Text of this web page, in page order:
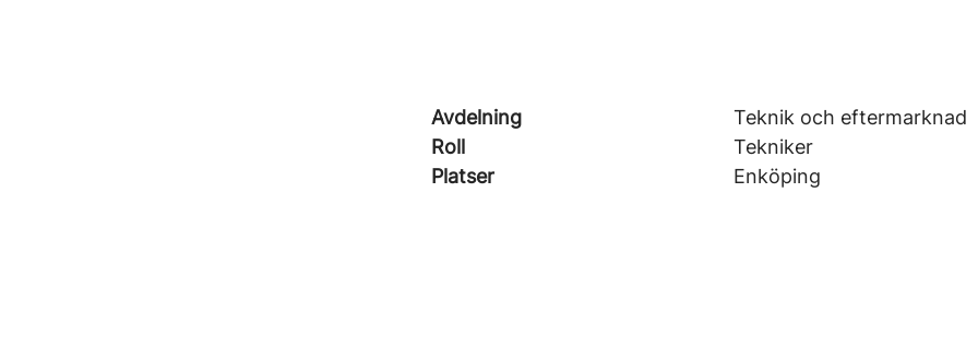
Avdelning
Teknik och eftermarknad
Roll
Tekniker
Platser
Enköping